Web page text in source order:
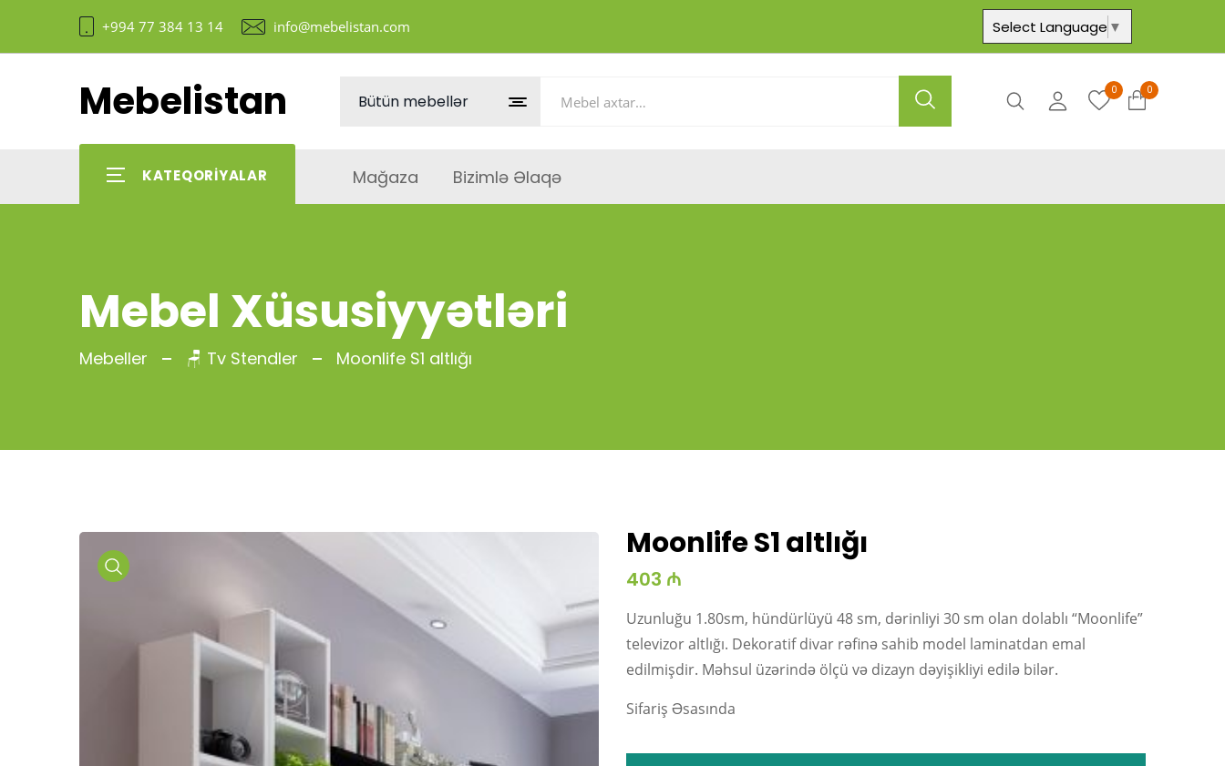
+994 77 384 13 14 info@mebelistan.com Select Language ▼
Mebelistan Axtar Hesabım
0 0
KATEQORIYALAR Mağaza Bizimlə Əlaqə
Mebel Xüsusiyyətləri
Mebeller 🪑 Tv Stendler Moonlife S1 altlığı
Media
Moonlife S1 altlığı
403 ₼
Uzunluğu 1.80sm, hündürlüyü 48 sm, dərinliyi 30 sm olan dolablı “Moonlife”
televizor altlığı. Dekoratif divar rəfinə sahib model laminatdan emal
edilmişdir. Məhsul üzərində ölçü və dizayn dəyişikliyi edilə bilər.
Sifariş Əsasında